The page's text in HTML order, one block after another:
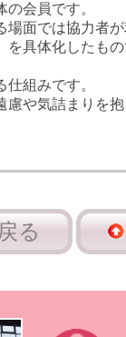
会員です。
面では協力者
具体化したも
組みです。
や気詰まりを
戻る